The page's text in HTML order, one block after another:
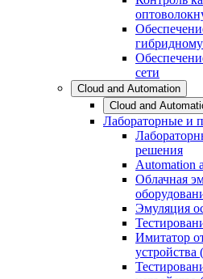
сети
Cloud and Automation
Cloud and
Лабораторные и
решения
Automation
Облачная
Эмуляция
Имитатор
устройства